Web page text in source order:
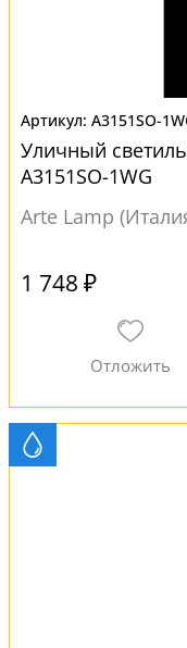
A3151SO-
Уличный
A3151SO-1WG
Arte Lamp
1 748 ₽